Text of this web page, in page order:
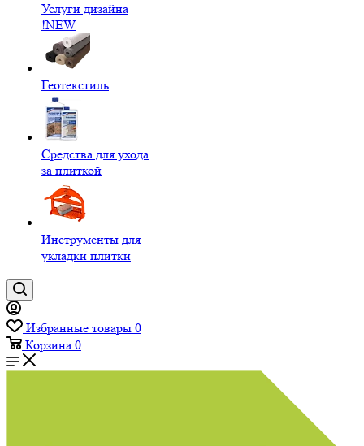
Услуги дизайна
!NEW
Геотекстиль
Средства для ухода
за плиткой
Инструменты для
укладки плитки
Избранные товары 0
Корзина 0